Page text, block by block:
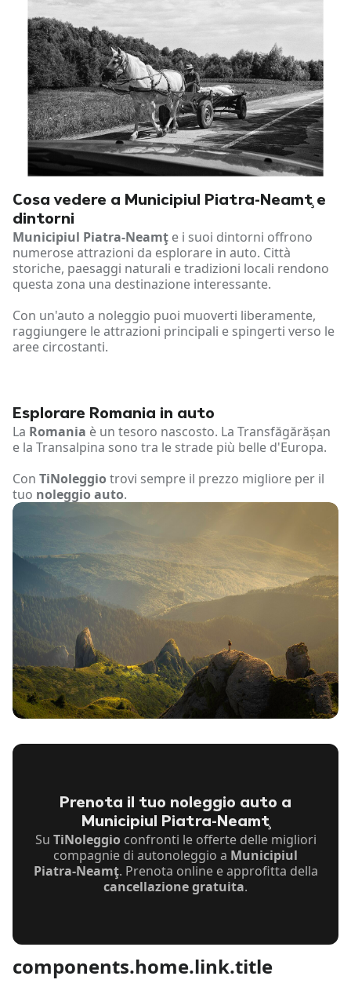
Cosa vedere a Municipiul Piatra-Neamţ e
dintorni
Municipiul Piatra-Neamţ e i suoi dintorni offrono
numerose attrazioni da esplorare in auto. Città
storiche, paesaggi naturali e tradizioni locali rendono
questa zona una destinazione interessante.
Con un'auto a noleggio puoi muoverti liberamente,
raggiungere le attrazioni principali e spingerti verso le
aree circostanti.
Esplorare Romania in auto
La Romania è un tesoro nascosto. La Transfăgărășan
e la Transalpina sono tra le strade più belle d'Europa.
Con TiNoleggiotrovi sempre il prezzo migliore per il
tuo noleggio auto.
Prenota il tuo noleggio auto a
Municipiul Piatra-Neamţ
Su TiNoleggioconfronti le offerte delle migliori
compagnie di autonoleggio a Municipiul
Piatra-Neamţ. Prenota online e approfitta della
cancellazione gratuita.
components.home.link.title